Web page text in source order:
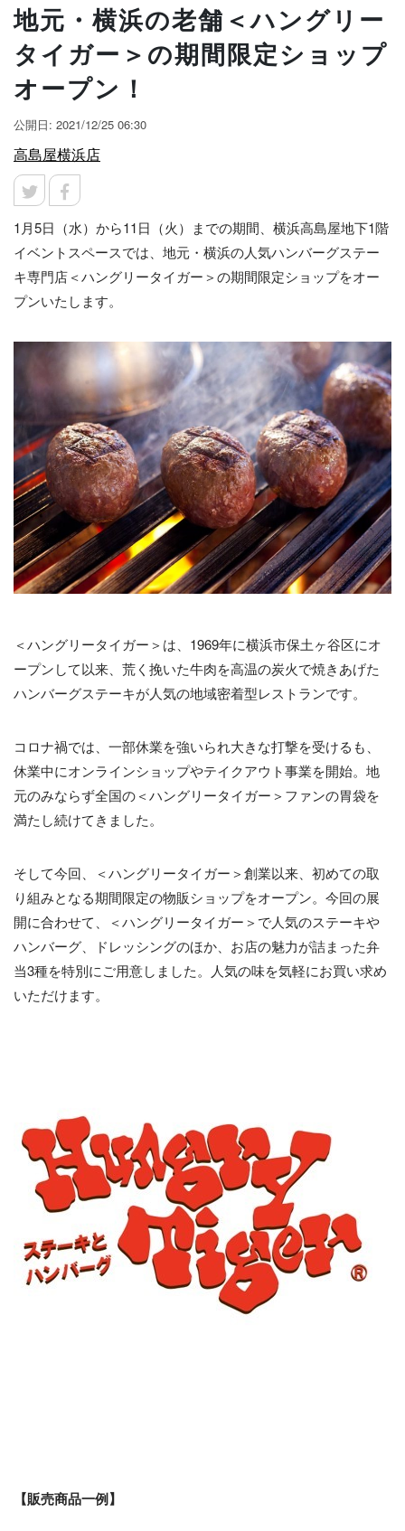
地元・横浜の老舗＜ハングリー
タイガー＞の期間限定ショップ
オープン！
公開日: 2021/12/25 06:30
高島屋横浜店
1月5日（水）から11日（火）までの期間、横浜高島屋地下1階
イベントスペースでは、地元・横浜の人気ハンバーグステー
キ専門店＜ハングリータイガー＞の期間限定ショップをオー
プンいたします。
＜ハングリータイガー＞は、1969年に横浜市保土ヶ谷区にオ
ープンして以来、荒く挽いた牛肉を高温の炭火で焼きあげた
ハンバーグステーキが人気の地域密着型レストランです。
コロナ禍では、一部休業を強いられ大きな打撃を受けるも、
休業中にオンラインショップやテイクアウト事業を開始。地
元のみならず全国の＜ハングリータイガー＞ファンの胃袋を
満たし続けてきました。
そして今回、＜ハングリータイガー＞創業以来、初めての取
り組みとなる期間限定の物販ショップをオープン。今回の展
開に合わせて、＜ハングリータイガー＞で人気のステーキや
ハンバーグ、ドレッシングのほか、お店の魅力が詰まった弁
当3種を特別にご用意しました。人気の味を気軽にお買い求め
いただけます。
【販売商品一例】